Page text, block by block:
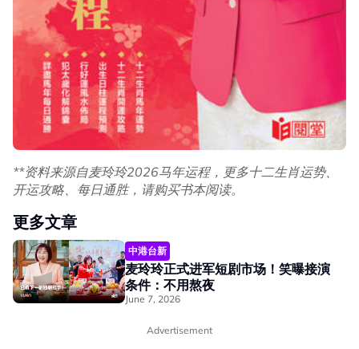
**资料来源自麦玲玲2026马年运程，更多十二生肖运势、
开运攻略、每日通胜，请购买书本阅读。
更多文章
中港台新
麦玲玲正式进军短剧市场！笑曝接演
条件：不用熬夜
June 7, 2026
Advertisement